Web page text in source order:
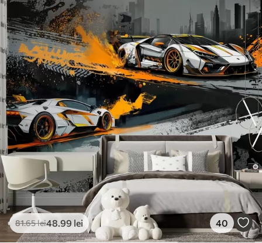
81.65lei48 .99 lei 40